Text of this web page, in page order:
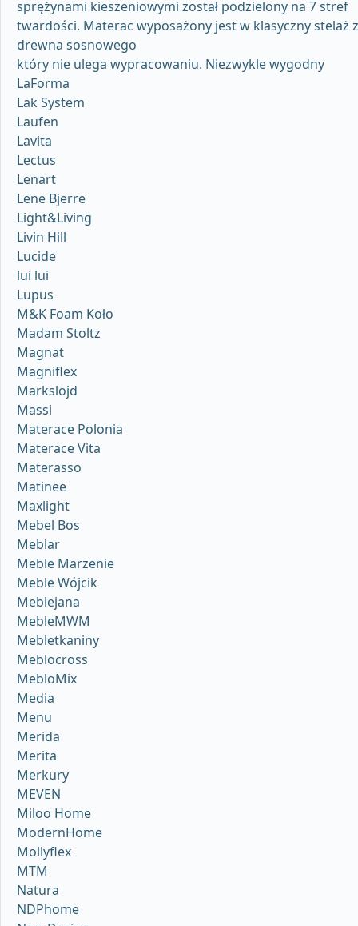
sprężynami kieszeniowymi został podzielony na 7 stref
twardości. Materac wyposażony jest w klasyczny stelaż z
drewna sosnowego
który nie ulega wypracowaniu. Niezwykle wygodny
LaForma
Lak System
Laufen
Lavita
Lectus
Lenart
Lene Bjerre
Light&Living
Livin Hill
Lucide
lui lui
Lupus
M&K Foam Koło
Madam Stoltz
Magnat
Magniflex
Markslojd
Massi
Materace Polonia
Materace Vita
Materasso
Matinee
Maxlight
Mebel Bos
Meblar
Meble Marzenie
Meble Wójcik
Meblejana
MebleMWM
Mebletkaniny
Meblocross
MebloMix
Media
Menu
Merida
Merita
Merkury
MEVEN
Miloo Home
ModernHome
Mollyflex
MTM
Natura
NDPhome